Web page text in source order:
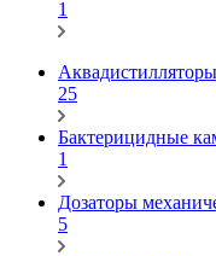
1
Аквадистилляторы
25
Бактерицидные
1
Дозаторы
5